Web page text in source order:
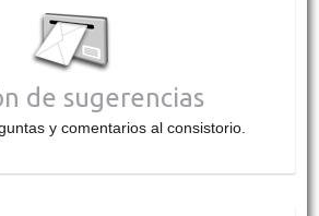
de sugerencias
y comentarios al consistorio.